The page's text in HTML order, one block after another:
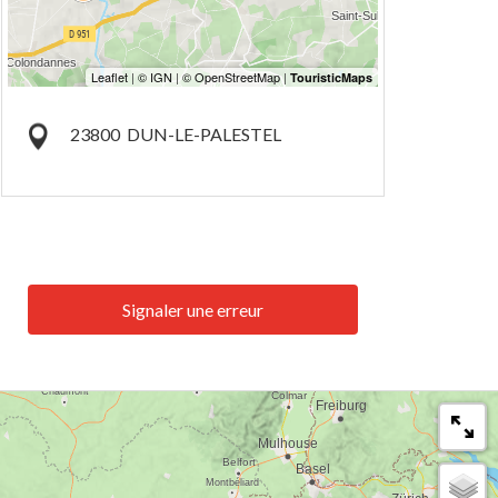
23800 DUN-LE-PALESTEL
Signaler une erreur